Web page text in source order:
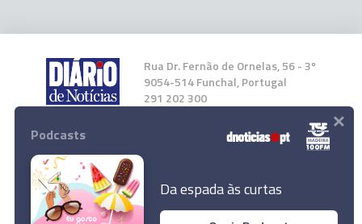
Rua Dr. Fernão de Ornelas, 56 - 3º
9054-514 Funchal, Portugal
291 202 300
Instale a nossa App
Podcasts
Da espada às curtas
×